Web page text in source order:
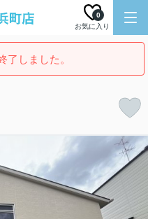
お気に入り
0
了しました。